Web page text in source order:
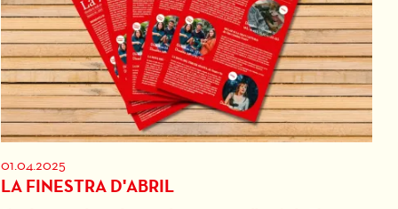
01.04.2025
LA FINESTRA D'ABRIL